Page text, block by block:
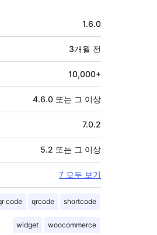
1.6.0
3개월 전
10,000+
4.6.0 또는 그 이상
7.0.2
5.2 또는 그 이상
7 모두 보기
code qrcode shortcode
widget woocommerce